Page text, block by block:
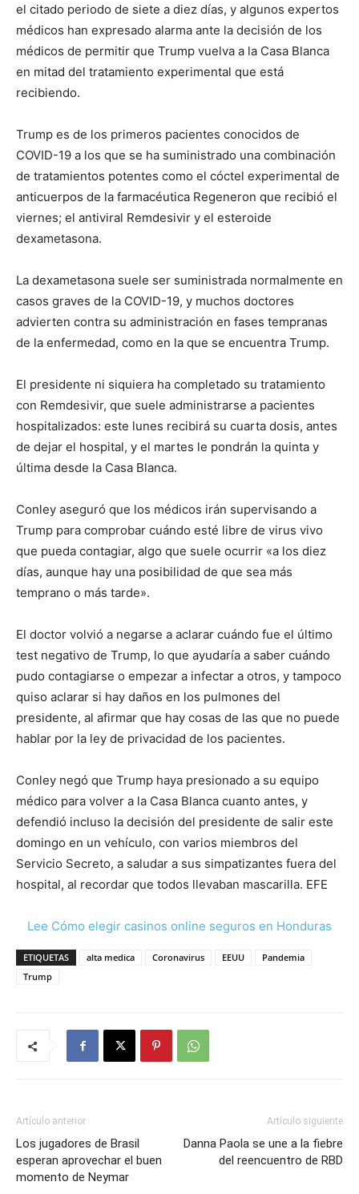
el citado periodo de siete a diez días, y algunos expertos
médicos han expresado alarma ante la decisión de los
médicos de permitir que Trump vuelva a la Casa Blanca
en mitad del tratamiento experimental que está
recibiendo.
Trump es de los primeros pacientes conocidos de
COVID-19 a los que se ha suministrado una combinación
de tratamientos potentes como el cóctel experimental de
anticuerpos de la farmacéutica Regeneron que recibió el
viernes; el antiviral Remdesivir y el esteroide
dexametasona.
La dexametasona suele ser suministrada normalmente en
casos graves de la COVID-19, y muchos doctores
advierten contra su administración en fases tempranas
de la enfermedad, como en la que se encuentra Trump.
El presidente ni siquiera ha completado su tratamiento
con Remdesivir, que suele administrarse a pacientes
hospitalizados: este lunes recibirá su cuarta dosis, antes
de dejar el hospital, y el martes le pondrán la quinta y
última desde la Casa Blanca.
Conley aseguró que los médicos irán supervisando a
Trump para comprobar cuándo esté libre de virus vivo
que pueda contagiar, algo que suele ocurrir «a los diez
días, aunque hay una posibilidad de que sea más
temprano o más tarde».
El doctor volvió a negarse a aclarar cuándo fue el último
test negativo de Trump, lo que ayudaría a saber cuándo
pudo contagiarse o empezar a infectar a otros, y tampoco
quiso aclarar si hay daños en los pulmones del
presidente, al afirmar que hay cosas de las que no puede
hablar por la ley de privacidad de los pacientes.
Conley negó que Trump haya presionado a su equipo
médico para volver a la Casa Blanca cuanto antes, y
defendió incluso la decisión del presidente de salir este
domingo en un vehículo, con varios miembros del
Servicio Secreto, a saludar a sus simpatizantes fuera del
hospital, al recordar que todos llevaban mascarilla. EFE
Lee Cómo elegir casinos online seguros en Honduras
ETIQUETAS alta medica Coronavirus EEUU
Pandemia
Trump
Artículo anterior
Los jugadores de Brasil
esperan aprovechar el buen
momento de Neymar
Artículo siguiente
Danna Paola se une a la fiebre
del reencuentro de RBD